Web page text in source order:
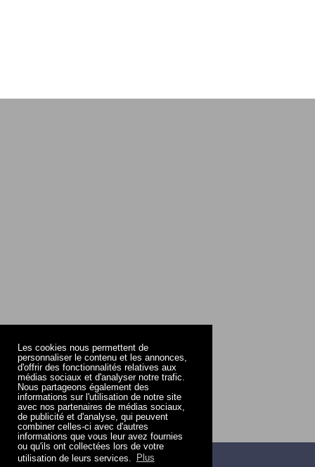
Les cookies nous permettent de
personnaliser le contenu et les annonces,
d'offrir des fonctionnalités relatives aux
médias sociaux et d'analyser notre trafic.
Nous partageons également des
informations sur l'utilisation de notre site
avec nos partenaires de médias sociaux,
de publicité et d'analyse, qui peuvent
combiner celles-ci avec d'autres
informations que vous leur avez fournies
ou qu'ils ont collectées lors de votre
utilisation de leurs services.
Plus